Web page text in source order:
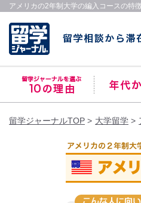
アメリカの2年制大学の編入コースの特
留学ジャーナルTOP 大学留学